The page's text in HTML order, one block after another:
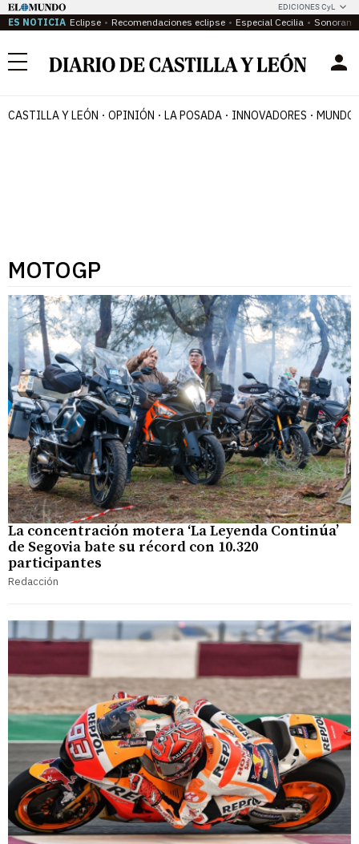
EDICIONES CyL
ES NOTICIA Eclipse Recomendaciones eclipse Especial Cecilia
Menú
CASTILLA Y LEÓN OPINIÓN LA POSADA INNOVADORES MUNDO
MOTOGP
La concentración motera ‘La Leyenda Continúa’
de Segovia bate su récord con 10.320
participantes
Redacción